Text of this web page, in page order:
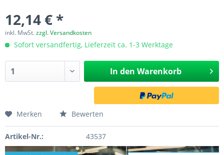
12,14 € *
inkl. MwSt.zzgl. Versandkosten
Sofort versandfertig, Lieferzeit ca. 1-3 Werktage
In den Warenkorb
Merken Bewerten
Artikel-Nr.: 43537